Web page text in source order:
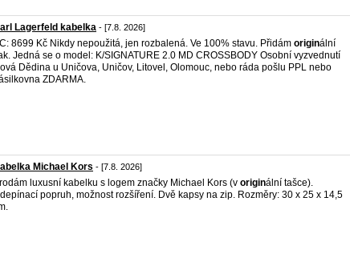
Lagerfeld kabelka - [7.8. 2026]
8699 Kč Nikdy nepoužitá, jen rozbalená. Ve 100% stavu. Přidám originální
Jedná se o model: K/SIGNATURE 2.0 MD CROSSBODY Osobní vyzvednutí
Dědina u Uničova, Uničov, Litovel, Olomouc, nebo ráda pošlu PPL nebo
ZDARMA.
Michael Kors - [7.8. 2026]
luxusní kabelku s logem značky Michael Kors (v originální tašce).
popruh, možnost rozšíření. Dvě kapsy na zip. Rozměry: 30 x 25 x 14,5